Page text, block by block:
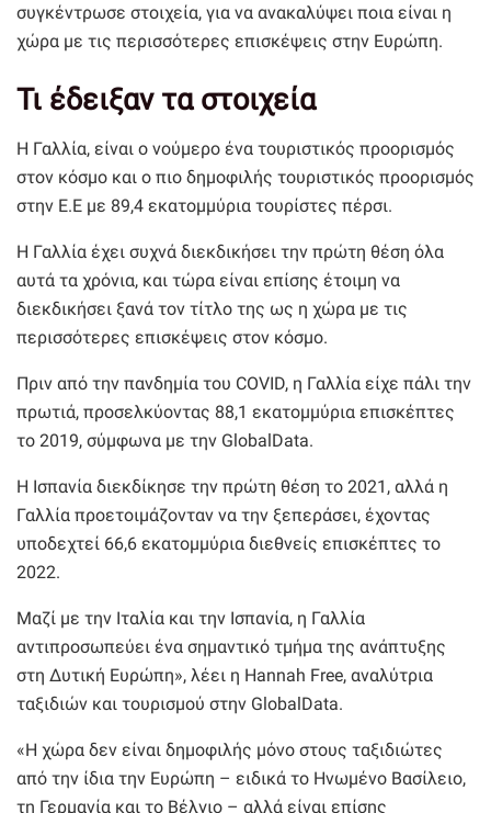
συγκέντρωσε στοιχεία, για να ανακαλύψει ποια είναι η
χώρα με τις περισσότερες επισκέψεις στην Ευρώπη.
Τι έδειξαν τα στοιχεία
Η Γαλλία, είναι ο νούμερο ένα τουριστικός προορισμός
στον κόσμο και ο πιο δημοφιλής τουριστικός προορισμός
στην Ε.Ε με 89,4 εκατομμύρια τουρίστες πέρσι.
Η Γαλλία έχει συχνά διεκδικήσει την πρώτη θέση όλα
αυτά τα χρόνια, και τώρα είναι επίσης έτοιμη να
διεκδικήσει ξανά τον τίτλο της ως η χώρα με τις
περισσότερες επισκέψεις στον κόσμο.
Πριν από την πανδημία του COVID, η Γαλλία είχε πάλι την
πρωτιά, προσελκύοντας 88,1 εκατομμύρια επισκέπτες
το 2019, σύμφωνα με την GlobalData.
Η Ισπανία διεκδίκησε την πρώτη θέση το 2021, αλλά η
Γαλλία προετοιμάζονταν να την ξεπεράσει, έχοντας
υποδεχτεί 66,6 εκατομμύρια διεθνείς επισκέπτες το
2022.
Μαζί με την Ιταλία και την Ισπανία, η Γαλλία
αντιπροσωπεύει ένα σημαντικό τμήμα της ανάπτυξης
στη Δυτική Ευρώπη», λέει η Hannah Free, αναλύτρια
ταξιδιών και τουρισμού στην GlobalData.
«Η χώρα δεν είναι δημοφιλής μόνο στους ταξιδιώτες
από την ίδια την Ευρώπη – ειδικά το Ηνωμένο Βασίλειο,
τη Γερμανία και το Βέλγιο – αλλά είναι επίσης